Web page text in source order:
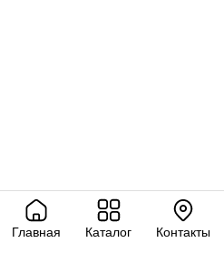
Главная Каталог Контакты